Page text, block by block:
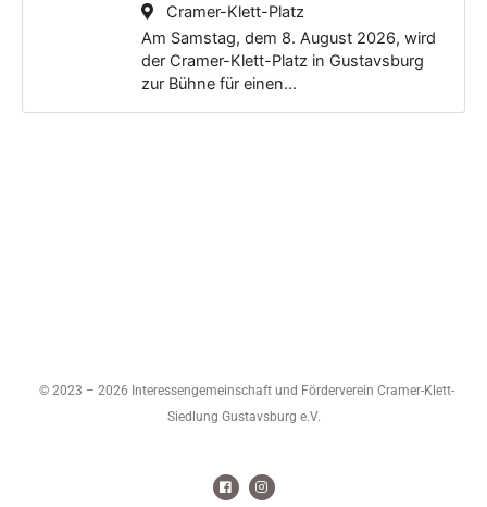
Cramer-Klett-Platz
Am Samstag, dem 8. August 2026, wird
der Cramer-Klett-Platz in Gustavsburg
zur Bühne für einen...
© 2023 – 2026 Interessengemeinschaft und Förderverein Cramer-Klett-
Siedlung Gustavsburg e.V.
F
a
I
n